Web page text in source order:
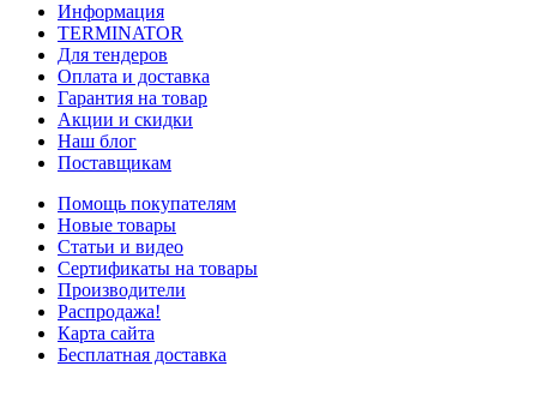
Информация
TERMINATOR
Для тендеров
Оплата и доставка
Гарантия на товар
Акции и скидки
Наш блог
Поставщикам
Помощь покупателям
Новые товары
Статьи и видео
Сертификаты на товары
Производители
Распродажа!
Карта сайта
Бесплатная доставка